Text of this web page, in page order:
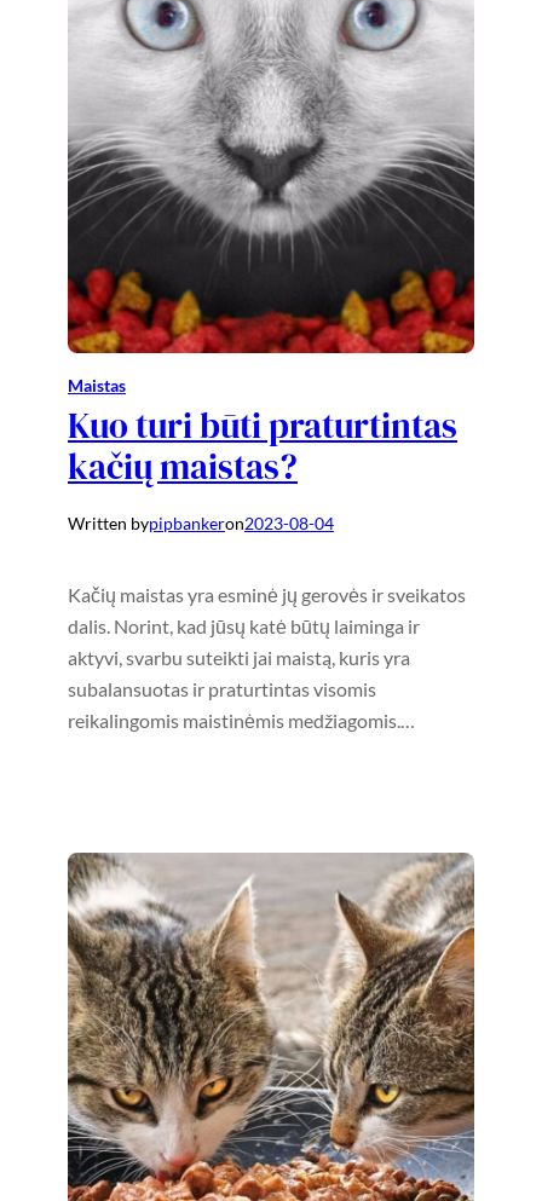
Maistas
Kuo turi būti praturtintas
kačių maistas?
Written bypipbankeron2023-08-04
Kačių maistas yra esminė jų gerovės ir sveikatos
dalis. Norint, kad jūsų katė būtų laiminga ir
aktyvi, svarbu suteikti jai maistą, kuris yra
subalansuotas ir praturtintas visomis
reikalingomis maistinėmis medžiagomis.…